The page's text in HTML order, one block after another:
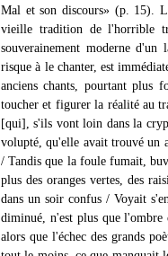
Mal et son discours» (p. 15).
vieille tradition de l'horrible
souverainement moderne
risque à le chanter, est
anciens chants, pourtant plus
toucher et figurer la réalité au
[qui], s'ils vont loin dans la
volupté, qu'elle avait trouvé un
/ Tandis que la foule fumait,
plus des oranges vertes, des
dans un soir confus / Voyait
diminué, n'est plus que l'ombre
alors que l'échec des grands